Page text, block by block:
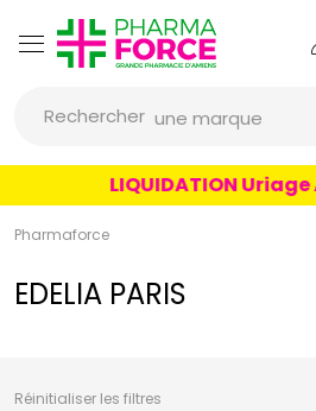
Rechercher
un conseil
un produit
une marque
LIQUIDATION
Pharmaforce
EDELIA PARIS
Réinitialiser les filtres